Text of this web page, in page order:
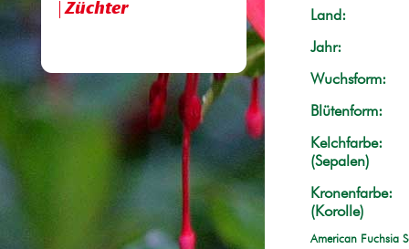
Züchter
Land:
Jahr:
Wuchsform:
Blütenform:
Kelchfarbe:
(Sepalen)
Kronenfarbe:
(Korolle)
American Fuchsia